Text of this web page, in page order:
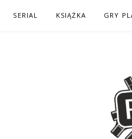
SERIAL KSIĄŻKA GRY